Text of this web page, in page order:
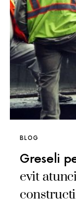
BLOG
Greseli
evit